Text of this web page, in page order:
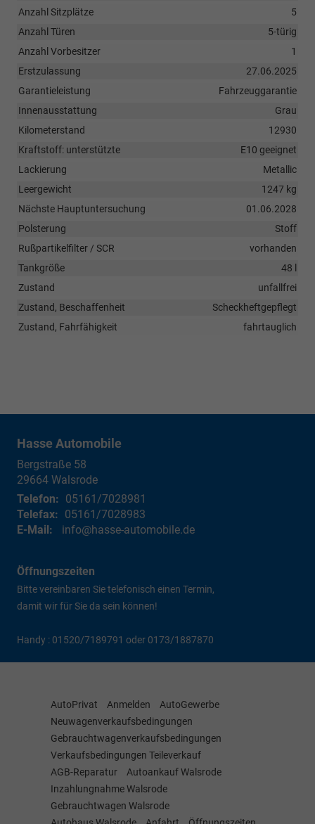
Anzahl Sitzplätze
5
Anzahl Türen
5-türig
Anzahl Vorbesitzer
1
Erstzulassung
27.06.2025
Garantieleistung
Fahrzeuggarantie
Innenausstattung
Grau
Kilometerstand
12930
Kraftstoff: unterstützte
E10 geeignet
Lackierung
Metallic
Leergewicht
1247 kg
Nächste Hauptuntersuchung
01.06.2028
Polsterung
Stoff
Rußpartikelfilter / SCR
vorhanden
Tankgröße
48 l
Zustand
unfallfrei
Zustand, Beschaffenheit
Scheckheftgepflegt
Zustand, Fahrfähigkeit
fahrtauglich
Hasse Automobile
Bergstraße 58
29664 Walsrode
Telefon: 05161/7028981
Telefax: 05161/7028983
E-Mail:
info@hasse-automobile.de
Öffnungszeiten
Bitte vereinbaren Sie telefonisch einen Termin,
damit wir für Sie da sein können!
Handy : 01520/7189791 oder 0173/1887870
AutoPrivat Anmelden
AutoGewerbe
Neuwagenverkaufsbedingungen
Gebrauchtwagenverkaufsbedingungen
Verkaufsbedingungen Teileverkauf
AGB-Reparatur
Autoankauf Walsrode
Inzahlungnahme Walsrode
Gebrauchtwagen Walsrode